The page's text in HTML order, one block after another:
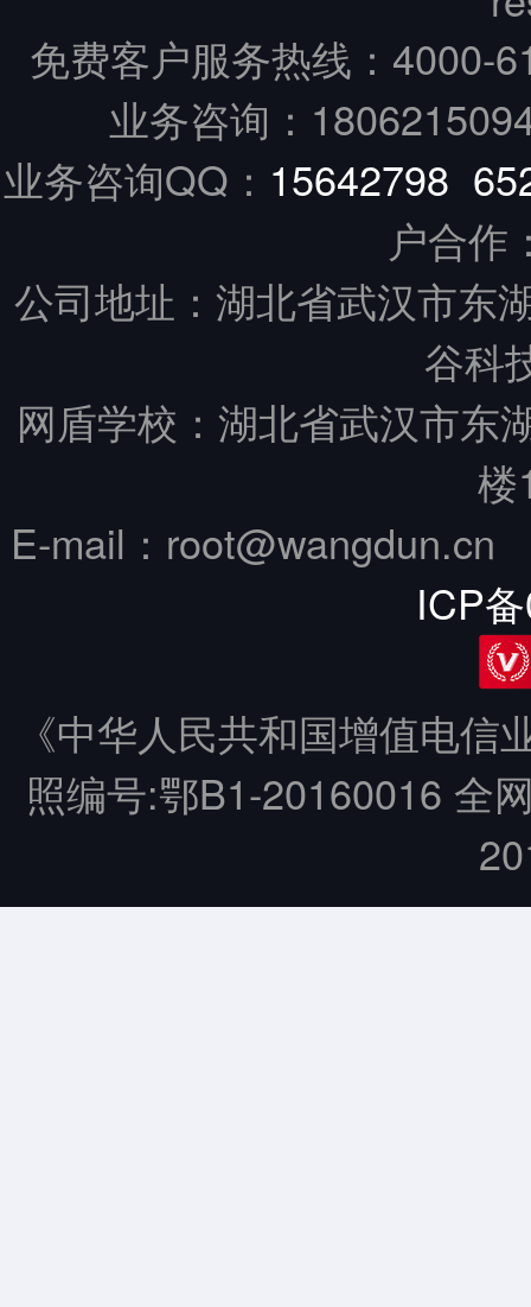
免费客户服务热线： 4000-
业务咨询：
业务咨询QQ： 15642798
户合作
公司地址：湖北省武汉市东
谷科
网盾学校：湖北省武汉市东
楼
E-mail：
ICP
《中华人民共和国增值电
照编号:鄂B1-20160016 全